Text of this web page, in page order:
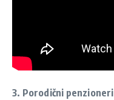
3. Porodični penzioneri